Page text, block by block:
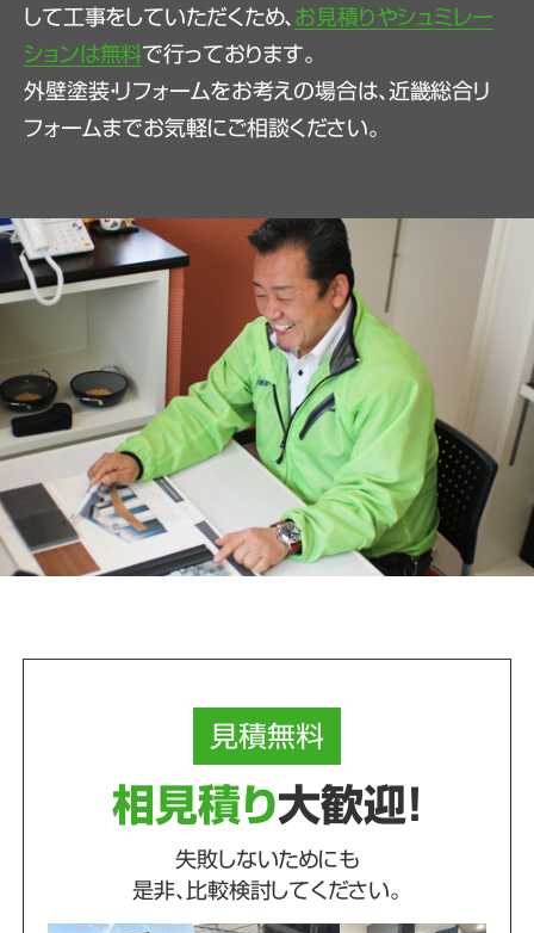
して工事をしていただくため、 お見積りやシュミレー
ションは無料で行っております。
外壁塗装・リフォームをお考えの場合は、近畿総合リ
フォームまでお気軽にご相談ください。
見積無料
相見積り大歓迎！
失敗しないためにも
是非、比較検討してください。